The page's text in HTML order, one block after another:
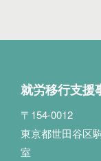
就労移行支援
〒154-0012
東京都世田谷区
室